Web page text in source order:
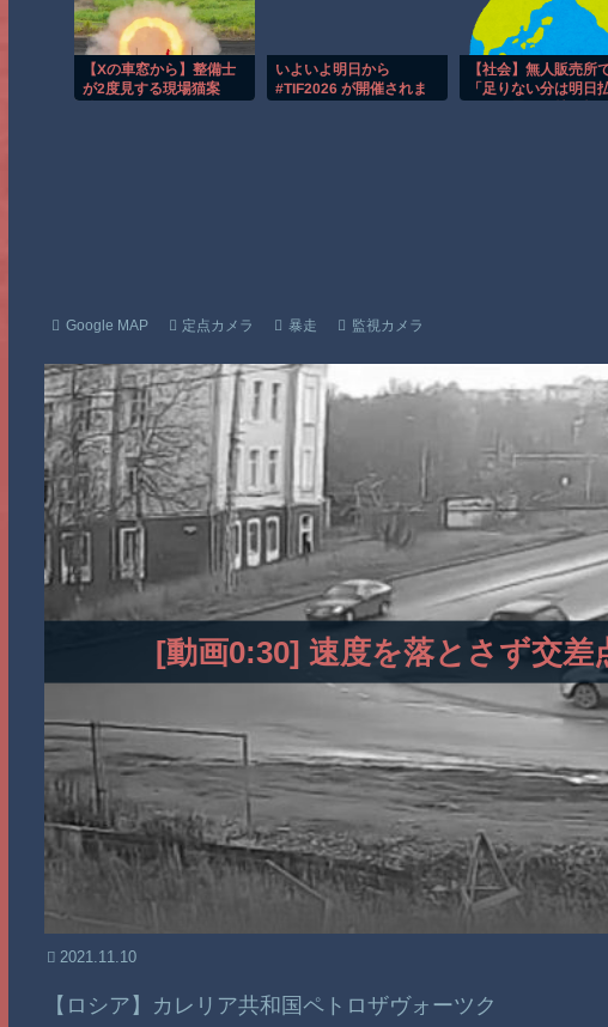
るのはただの馬鹿」
ンでは鼻水吹いて笑
祖母もタイタニック
で号泣爆笑してたし
の人らの神経がわから
【Xの車窓から】整備士
が2度見する現場猫案
いよいよ明日から
#TIF2026 が開催されま
【社会】無人販売所
「足りない分は明日
Google MAP 定点カメラ 暴走 監視カメラ
[動画0:30] 速度を落とさず交
2021.11.10
【ロシア】カレリア共和国ペトロザヴォーツク